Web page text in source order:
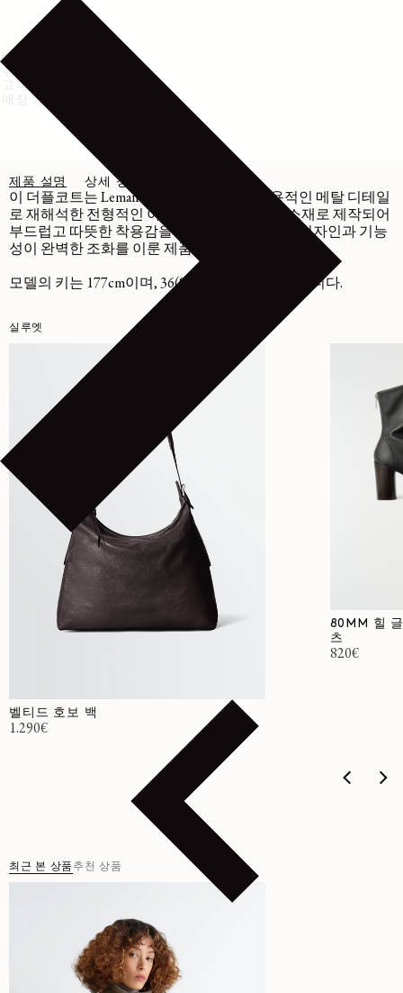
배송 및 반품
취급 방법
고객센터
매장 재고 확인
제품 설명 상세 정보
이 더플코트는 Lemaire가 유광 파이핑과 실용적인 메탈 디테일
로 재해석한 전형적인 아이템입니다. 양면 울 소재로 제작되어
부드럽고 따뜻한 착용감을 선사합니다. 세련된 디자인과 기능
성이 완벽한 조화를 이룬 제품입니다.
모델의 키는 177cm이며, 36(S) 사이즈를 착용했습니다.
실루엣
벨티드 호보 백
정가
1.290€
80MM 힐
츠
정가
820€
최근 본 상품 추천 상품